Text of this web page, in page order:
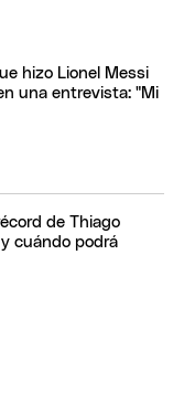
hizo Lionel Messi
una entrevista: "Mi
de Thiago
cuándo podrá